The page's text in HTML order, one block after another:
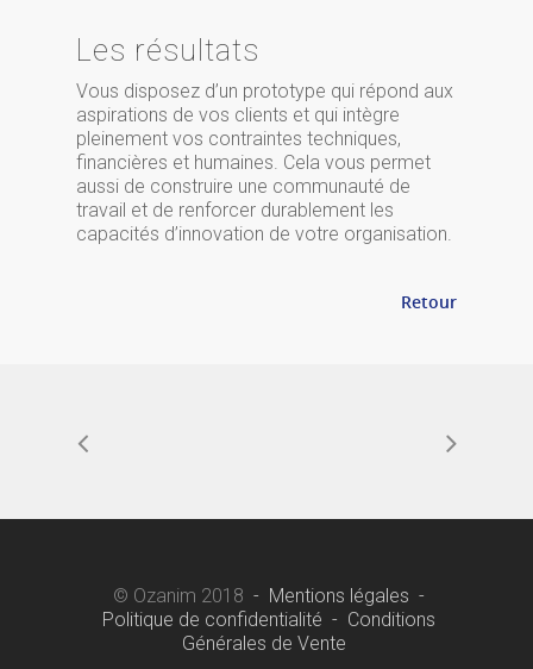
Les résultats
Vous disposez d’un prototype qui répond aux
aspirations de vos clients et qui intègre
pleinement vos contraintes techniques,
financières et humaines. Cela vous permet
aussi de construire une communauté de
travail et de renforcer durablement les
capacités d’innovation de votre organisation.
Retour
© Ozanim 2018 - Mentions légales -
Politique de confidentialité - Conditions
Générales de Vente